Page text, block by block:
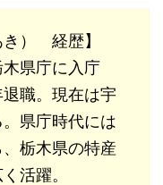
き） 経歴】
県庁に入庁
職。現在は宇
県庁時代には
栃木県の特産
活躍。